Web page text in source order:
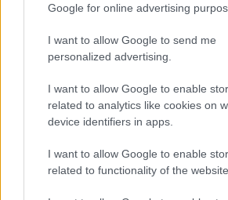
Google for online advertising
I want to allow Google to send me
personalized advertising.
I want to allow Google to enable
related to analytics like cookies on
device identifiers in apps.
I want to allow Google to enable
related to functionality of the
A SZEREPLŐMODELL
incidens után is szívesen ment